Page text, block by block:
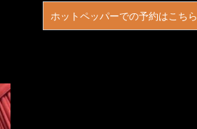
ホットペッパーでの予約はこちら